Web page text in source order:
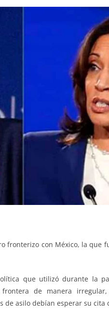
fronterizo con México, la que
que utilizó durante la
de manera
de asilo debían esperar su